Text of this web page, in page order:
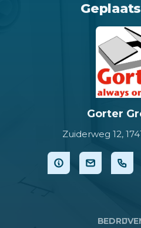
Gorter
Zuiderweg 12,